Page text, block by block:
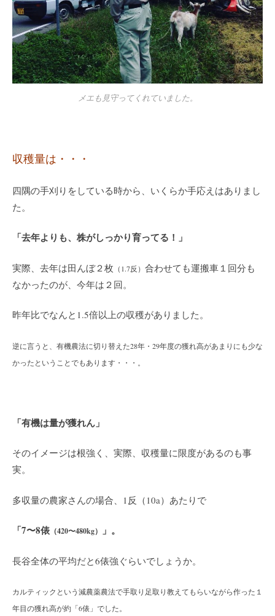
メエも見守ってくれていました。
収穫量は・・・
四隅の手刈りをしている時から、いくらか手応えはありまし
た。
「去年よりも、株がしっかり育ってる！」
実際、去年は田んぼ２枚 （1.7反） 合わせても運搬車１回分も
なかったのが、今年は２回。
昨年比でなんと1.5倍以上の収穫がありました。
逆に言うと、有機農法に切り替えた28年・29年度の獲れ高があまりにも少な
かったということでもあります・・・。
「有機は量が獲れん」
そのイメージは根強く、実際、収穫量に限度があるのも事
実。
多収量の農家さんの場合、1反（10a）あたりで
「7〜8俵 （420〜480kg） 」。
長谷全体の平均だと6俵強ぐらいでしょうか。
カルティックという減農薬農法で手取り足取り教えてもらいながら作った１
年目の獲れ高が約「6俵」でした。